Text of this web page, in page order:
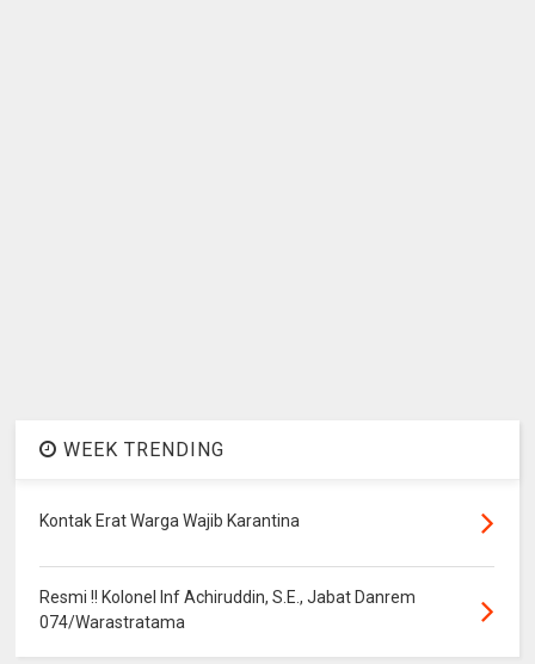
WEEK TRENDING
Kontak Erat Warga Wajib Karantina
Resmi !! Kolonel Inf Achiruddin, S.E., Jabat Danrem
074/Warastratama